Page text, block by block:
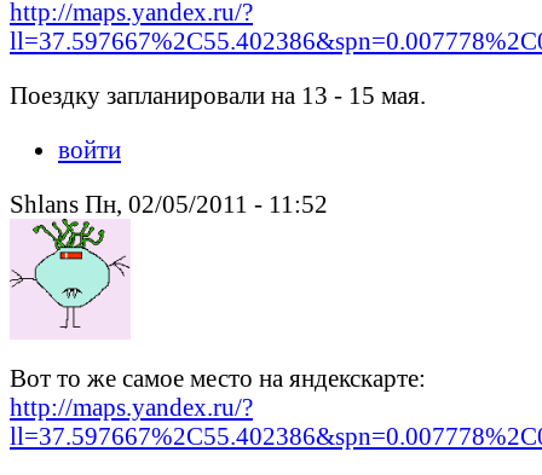
http://maps.yandex.ru/?
Поездку запланировали на 13 - 15 мая.
войти
Shlans Пн, 02/05/2011 - 11:52
Вот то же самое место на яндекскарте:
http://maps.yandex.ru/?